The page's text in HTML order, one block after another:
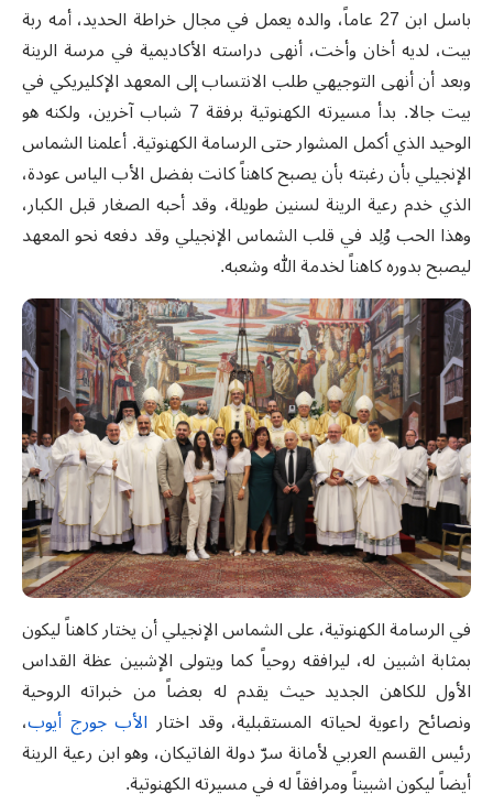
باسل ابن 27 عاماً، والده يعمل في مجال خراطة الحديد، أمه ربة
بيت، لديه أخان وأخت، أنهى دراسته الأكاديمية في مرسة الرينة
وبعد أن أنهى التوجيهي طلب الانتساب إلى المعهد الإكليريكي في
بيت جالا. بدأ مسيرته الكهنوتية برفقة 7 شباب آخرين، ولكنه هو
الوحيد الذي أكمل المشوار حتى الرسامة الكهنوتية.أعلمنا الشماس
الإنجيلي بأن رغبته بأن يصبح كاهناً كانت بفضل الأب الياس عودة،
الذي خدم رعية الرينة لسنين طويلة، وقد أحبه الصغار قبل الكبار،
وهذا الحب وُلِد في قلب الشماس الإنجيلي وقد دفعه نحو المعهد
ليصبح بدورهكاهناً لخدمة الله وشعبه.
في الرسامة الكهنوتية، على الشماس الإنجيلي أن يختار كاهناً ليكون
بمثابة اشبين له، ليرافقه روحياً كما ويتولى الإشبين عظة القداس
الأول للكاهن الجديد حيث يقدم له بعضاً من خبراته الروحية
ونصائح راعوية لحياته المستقبلية، وقد اختار الأب جورج أيوب،
رئيس القسم العربي لأمانة سرّ دولة الفاتيكان، وهو ابن رعية الرينة
أيضاً ليكون اشبيناً ومرافقاً له في مسيرته الكهنوتية.